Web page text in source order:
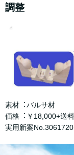
調整
素材︓バルサ材
価格︓￥18,000+送料
実⽤新案No.3061720